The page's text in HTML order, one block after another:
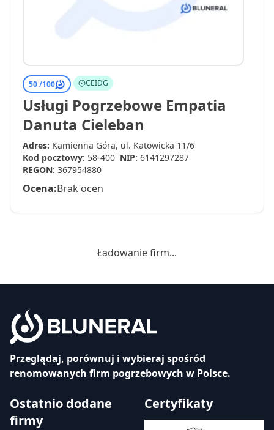
50 /100 CEIDG
Usługi Pogrzebowe Empatia
Danuta Cieleban
Adres: Kamienna Góra, ul. Katowicka 11/6
Kod pocztowy: 58-400 NIP: 6141297287
REGON: 367954880
Ocena:Brak ocen
Ładowanie firm...
Przeglądaj, porównuj i wybieraj spośród
renomowanych firm pogrzebowych w Polsce.
Ostatnio dodane
firmy
Certyfikaty